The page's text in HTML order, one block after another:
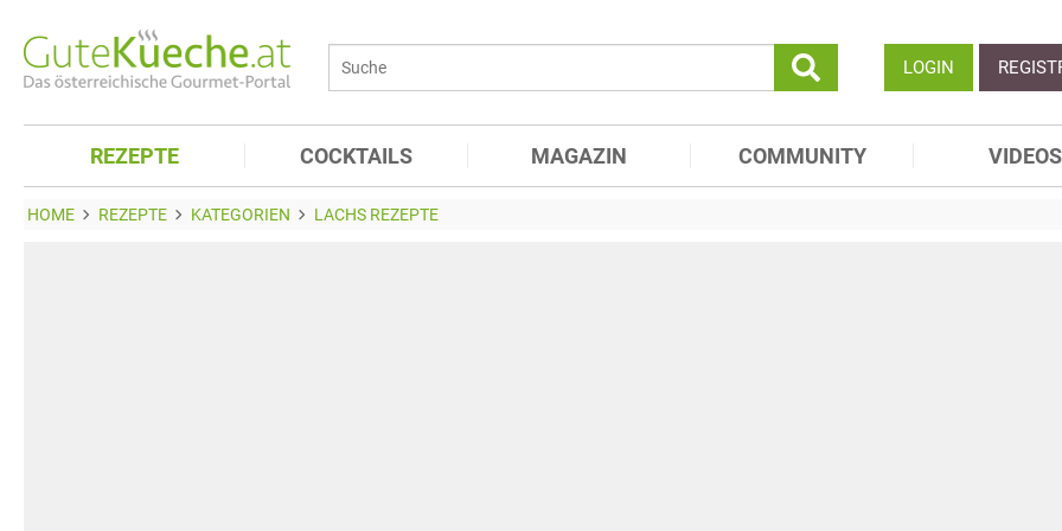
LOGIN
REZEPTE COCKTAILS MAGAZIN COMMUNITY VIDEOS
HOME REZEPTE KATEGORIEN LACHS REZEPTE